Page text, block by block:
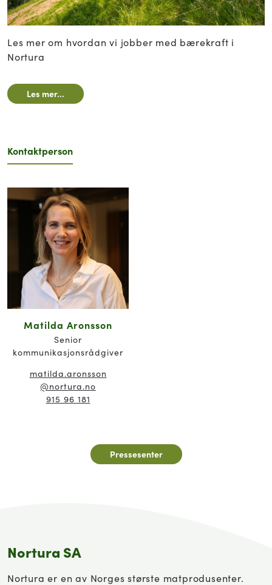
Les mer om hvordan vi jobber med bærekraft i
Nortura
Les mer...
Kontaktperson
Matilda Aronsson
Senior
kommunikasjonsrådgiver
matilda.aronsson
@nortura.no
915 96 181
Pressesenter
Nortura SA
Nortura er en av Norges største matprodusenter.